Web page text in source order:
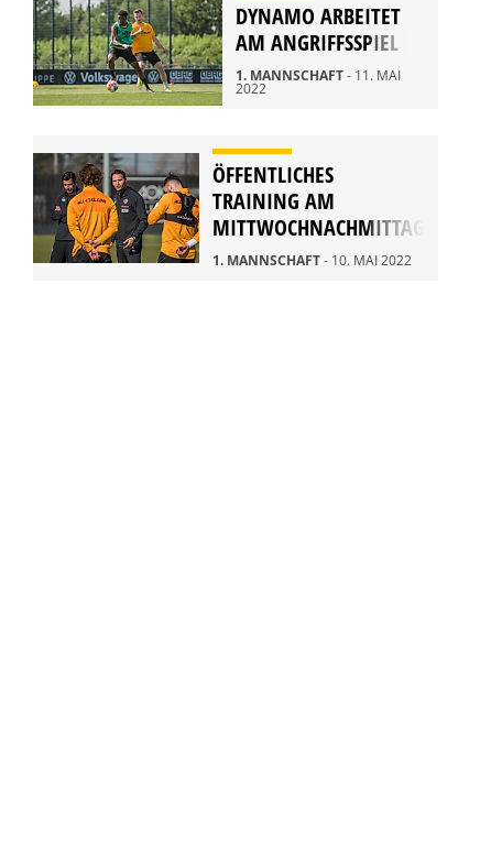
DYNAMO ARBEITET
AM ANGRIFFSSPIEL
1. MANNSCHAFT- 11. MAI
2022
ÖFFENTLICHES
TRAINING AM
MITTWOCHNACHMITTAG
1. MANNSCHAFT- 10. MAI 2022